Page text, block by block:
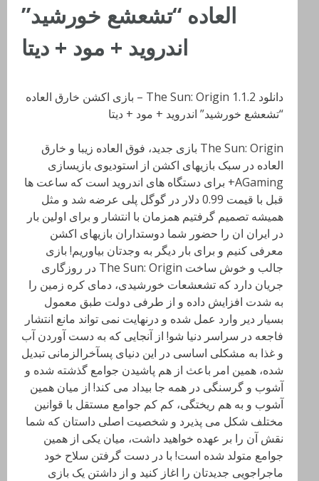
العاده “تشعشع خورشید”
اندروید + مود + دیتا
دانلود The Sun: Origin 1.1.2 – بازی اکشن خارق العاده
“تشعشع خورشید” اندروید + مود + دیتا
The Sun: Origin بازی جدید، فوق العاده زیبا و خارق
العاده در سبک بازیهای اکشن از استودیوی بازیسازی
AGaming+ برای دستگاه های اندروید است که ساعت ها
قبل با قیمت 0.99 دلار در گوگل پلی عرضه شد و مثل
همیشه تصمیم گرفتیم همزمان با انتشار و برای اولین بار
در ایران ان را حضور شما دوستداران بازیهای اکشن
معرفی کنیم و برای بار دیگر به وجدتان بیاوریم! بازی
جالب و خوش ساخت The Sun: Origin در روزگاری
جریان دارد که تشعشعات خورشیدی، دمای کره زمین را
به شدت افزایش داده و از طرفی دولت طبق معمول
بسیار دیر وارد عمل شده و درنهایت نمی تواند مانع انتشار
فاجعه در سراسر دنیا شو! از آنجایی که به دست آوردن آب
و غذا به مشکلی اساسی در این دنیای پسآخرالزمانی تبدیل
شده، همین امر باعث از هم پاشیدن جوامع گذشته شده و
آشوب و گرسنگی در همه جا بیداد می کند! از میان همین
آشوب و به هم ریختگی، کم کم جوامع مستقل با قوانین
مختلف شکل می پذیرد و شخصیت اصلی داستان که شما
نقش آن را بر عهده خواهید داشت، میان یکی از همین
جوامع متولد شده است! با در دست گرفتن سلاح خود
ماجراجویی جدیدتان را اغاز کنید و از داشتن یک بازی